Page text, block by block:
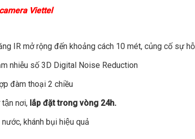
Viettel
IR mở rộng đến khoảng cách 10 mét, củng cố sự
nhiễu số 3D Digital Noise Reduction
đàm thoại 2 chiều
tận nơi,lắp đặt trong vòng 24h.
nước, khánh bụi hiệu quả